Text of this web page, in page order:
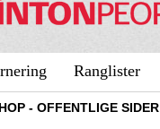
Ranglister
- OFFENTLIGE SIDER